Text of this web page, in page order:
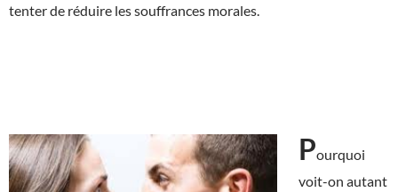
tenter de réduire les souffrances morales.
Pourquoi
voit-on autant